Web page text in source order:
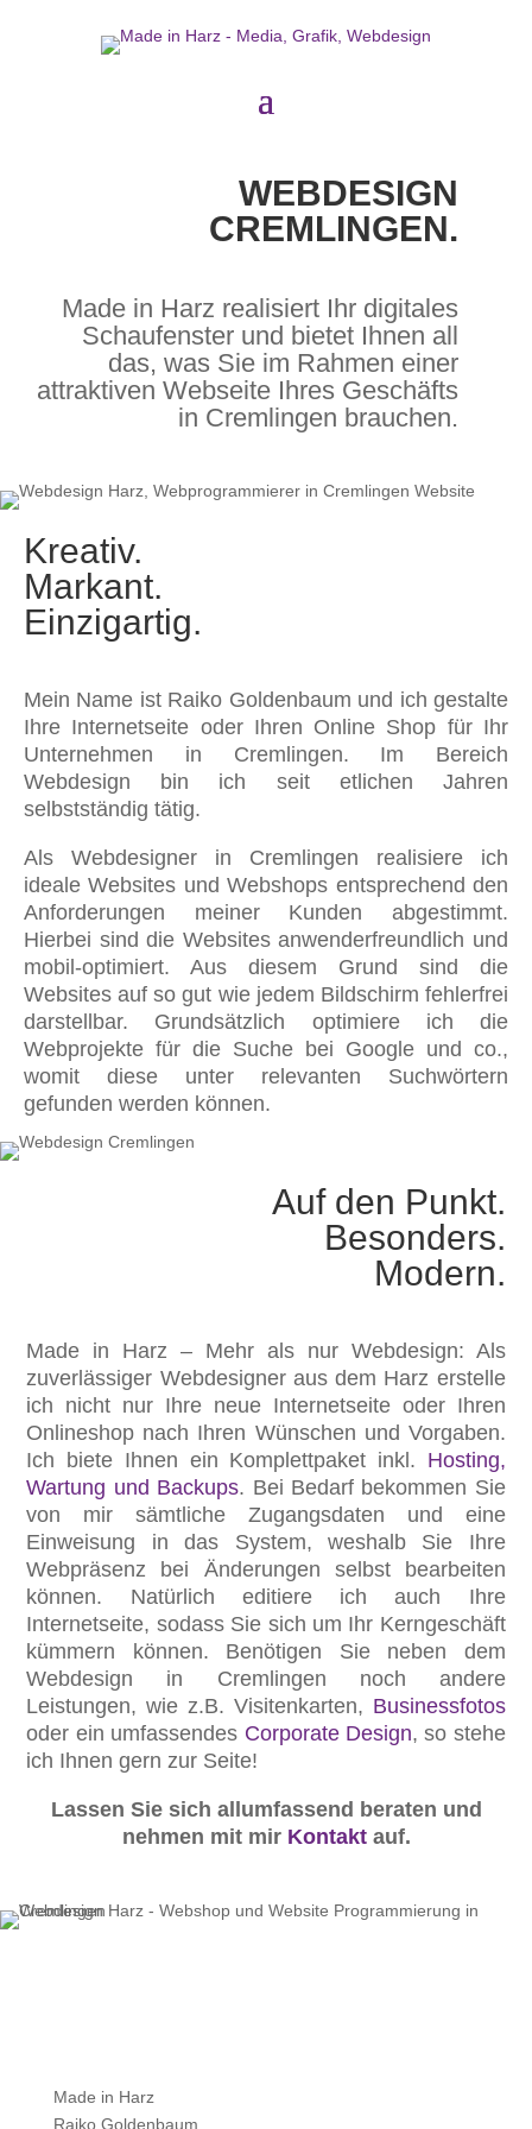
WEBDESIGN
CREMLINGEN.
Made in Harz realisiert Ihr digitales
Schaufenster und bietet Ihnen all
das, was Sie im Rahmen einer
attraktiven Webseite Ihres Geschäfts
in Cremlingen brauchen.
Kreativ.
Markant.
Einzigartig.
Mein Name ist Raiko Goldenbaum und ich gestalte
Ihre Internetseite oder Ihren Online Shop für Ihr
Unternehmen in Cremlingen. Im Bereich
Webdesign bin ich seit etlichen Jahren
selbstständig tätig.
Als Webdesigner in Cremlingen realisiere ich
ideale Websites und Webshops entsprechend den
Anforderungen meiner Kunden abgestimmt.
Hierbei sind die Websites anwenderfreundlich und
mobil-optimiert. Aus diesem Grund sind die
Websites auf so gut wie jedem Bildschirm fehlerfrei
darstellbar. Grundsätzlich optimiere ich die
Webprojekte für die Suche bei Google und co.,
womit diese unter relevanten Suchwörtern
gefunden werden können.
Auf den Punkt.
Besonders.
Modern.
Made in Harz – Mehr als nur Webdesign: Als
zuverlässiger Webdesigner aus dem Harz erstelle
ich nicht nur Ihre neue Internetseite oder Ihren
Onlineshop nach Ihren Wünschen und Vorgaben.
Ich biete Ihnen ein Komplettpaket inkl. Hosting,
Wartung und Backups. Bei Bedarf bekommen Sie
von mir sämtliche Zugangsdaten und eine
Einweisung in das System, weshalb Sie Ihre
Webpräsenz bei Änderungen selbst bearbeiten
können. Natürlich editiere ich auch Ihre
Internetseite, sodass Sie sich um Ihr Kerngeschäft
kümmern können. Benötigen Sie neben dem
Webdesign in Cremlingen noch andere
Leistungen, wie z.B. Visitenkarten, Businessfotos
oder ein umfassendes Corporate Design, so stehe
ich Ihnen gern zur Seite!
Lassen Sie sich allumfassend beraten und
nehmen mit mir Kontaktauf.
Made in Harz
Raiko Goldenbaum